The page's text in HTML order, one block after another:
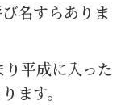
名すらありま
平成に入った
ます。